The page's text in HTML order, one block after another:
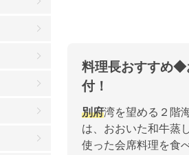
料理長おすすめ◆
付！
別府湾を望める２階
は、おおいた和牛蒸
使った会席料理を食